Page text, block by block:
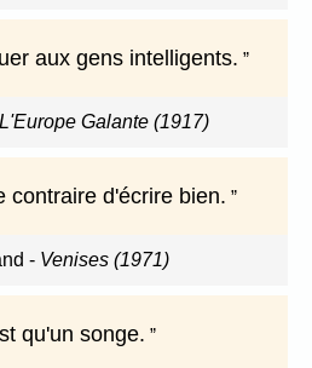
aux gens intelligents.
L'Europe Galante (1917)
contraire d'écrire bien.
- Venises (1971)
qu'un songe.